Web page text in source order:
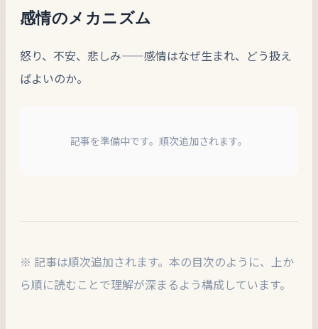
感情のメカニズム
怒り、不安、悲しみ——感情はなぜ生まれ、どう扱え
ばよいのか。
記事を準備中です。順次追加されます。
※ 記事は順次追加されます。本の目次のように、上か
ら順に読むことで理解が深まるよう構成しています。